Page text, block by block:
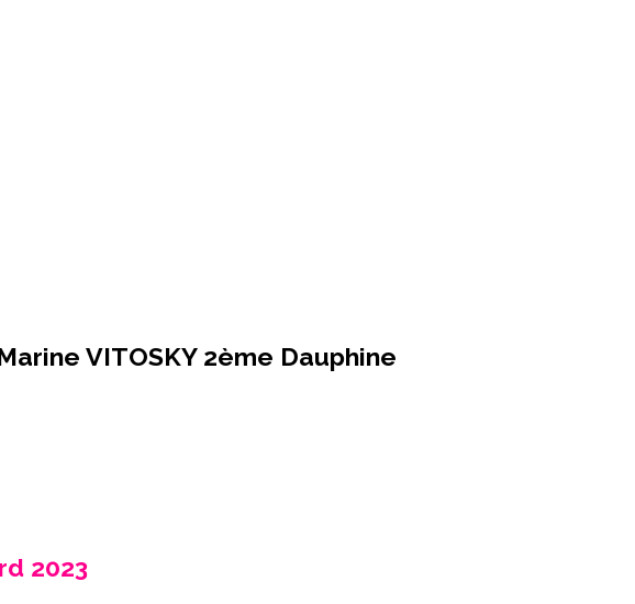
VITOSKY 2ème Dauphine
2023